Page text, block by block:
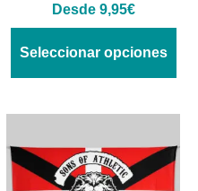
Desde 9,95€
Seleccionar opciones